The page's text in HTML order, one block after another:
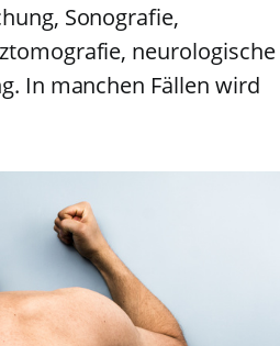
Sonografie,
neurologische
In manchen Fällen wird